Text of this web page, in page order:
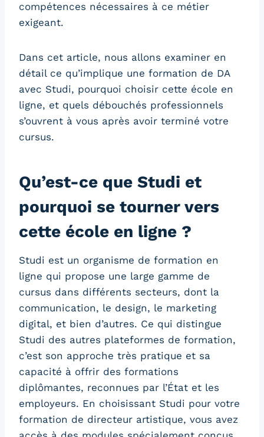
compétences nécessaires à ce métier
exigeant.
Dans cet article, nous allons examiner en
détail ce qu’implique une formation de DA
avec Studi, pourquoi choisir cette école en
ligne, et quels débouchés professionnels
s’ouvrent à vous après avoir terminé votre
cursus.
Qu’est-ce que Studi et
pourquoi se tourner vers
cette école en ligne ?
Studi est un organisme de formation en
ligne qui propose une large gamme de
cursus dans différents secteurs, dont la
communication, le design, le marketing
digital, et bien d’autres. Ce qui distingue
Studi des autres plateformes de formation,
c’est son approche très pratique et sa
capacité à offrir des formations
diplômantes, reconnues par l’État et les
employeurs. En choisissant Studi pour votre
formation de directeur artistique, vous avez